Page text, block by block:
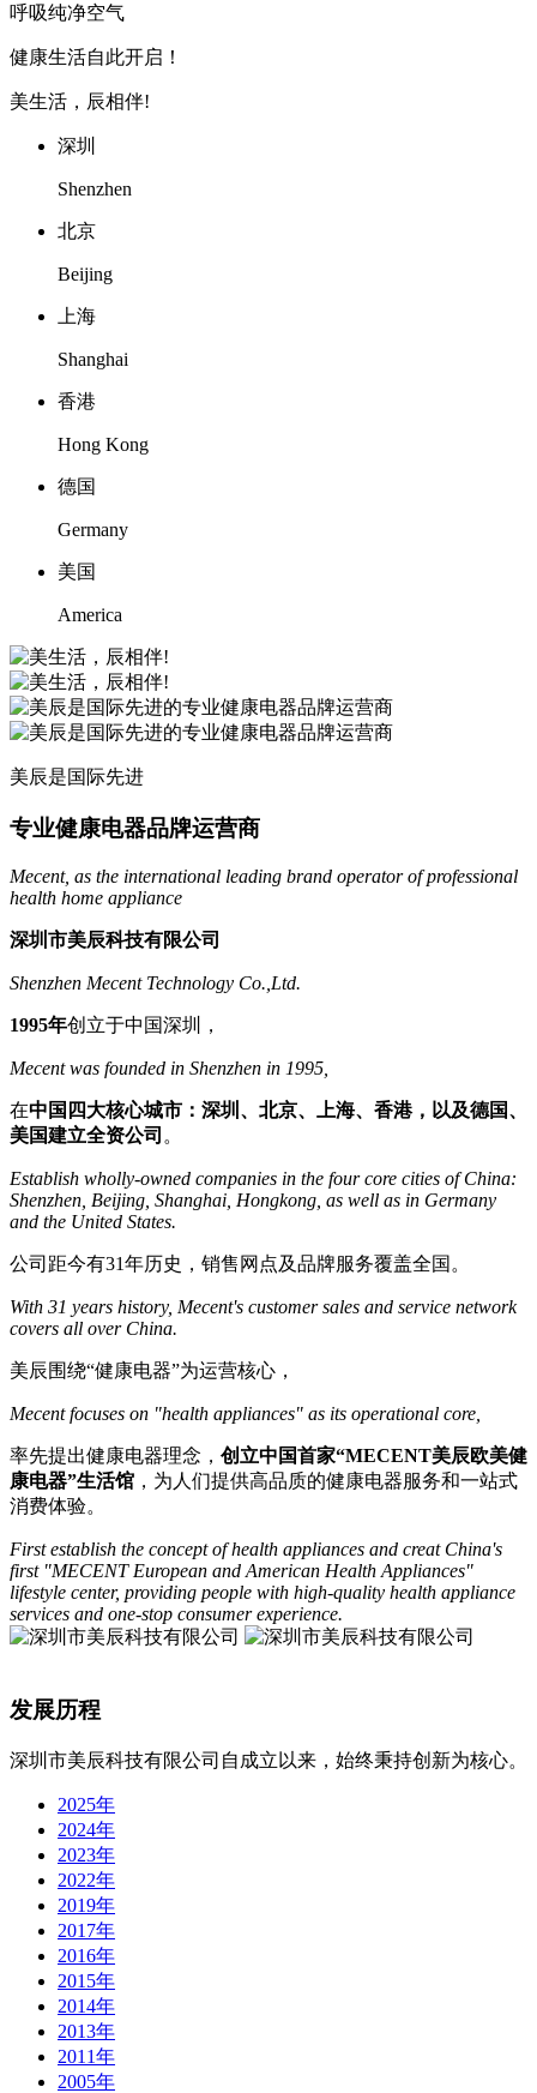
呼吸纯净空气
健康生活自此开启！
美生活，辰相伴!
深圳
Shenzhen
北京
Beijing
上海
Shanghai
香港
Hong Kong
德国
Germany
美国
America
美辰是国际先进
专业健康电器品牌运营商
Mecent, as the international leading brand operator of professional
health home appliance
深圳市美辰科技有限公司
Shenzhen Mecent Technology Co.,Ltd.
1995年创立于中国深圳，
Mecent was founded in Shenzhen in 1995,
在中国四大核心城市：深圳、北京、上海、香港，以及德国、
美国建立全资公司 。
Establish wholly-owned companies in the four core cities of China:
Shenzhen, Beijing, Shanghai, Hongkong, as well as in Germany
and the United States.
公司距今有31年历史，销售网点及品牌服务覆盖全国。
With 31 years history, Mecent's customer sales and service network
covers all over China.
美辰围绕“健康电器”为运营核心，
Mecent focuses on "health appliances" as its operational core,
率先提出健康电器理念， 创立中国首家“MECENT美辰欧美健
康电器”生活馆 ，为人们提供高品质的健康电器服务和一站式
消费体验。
First establish the concept of health appliances and creat China's
first "MECENT European and American Health Appliances"
lifestyle center, providing people with high-quality health appliance
services and one-stop consumer experience.
发展历程
深圳市美辰科技有限公司自成立以来，始终秉持创新为核心。
2025年
2024年
2023年
2022年
2019年
2017年
2016年
2015年
2014年
2013年
2011年
2005年